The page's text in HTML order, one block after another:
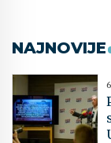
NAJNOVIJE